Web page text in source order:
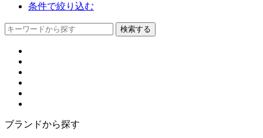
条件で絞り込む
ブランドから探す